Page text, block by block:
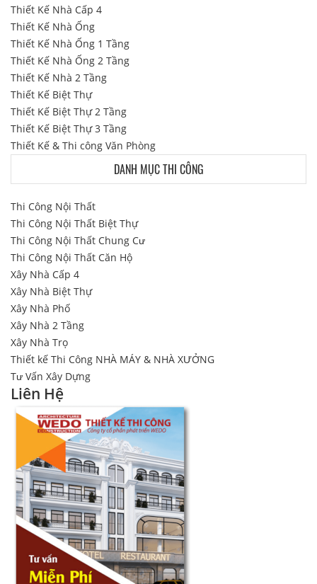
Thiết Kế Nhà Cấp 4
Thiết Kế Nhà Ống
Thiết Kế Nhà Ống 1 Tầng
Thiết Kế Nhà Ống 2 Tầng
Thiết Kế Nhà 2 Tầng
Thiết Kế Biệt Thự
Thiết Kế Biệt Thự 2 Tầng
Thiết Kế Biệt Thự 3 Tầng
Thiết Kế & Thi công Văn Phòng
DANH MỤC THI CÔNG
Thi Công Nội Thất
Thi Công Nội Thất Biệt Thự
Thi Công Nội Thất Chung Cư
Thi Công Nội Thất Căn Hộ
Xây Nhà Cấp 4
Xây Nhà Biệt Thự
Xây Nhà Phố
Xây Nhà 2 Tầng
Xây Nhà Trọ
Thiết kế Thi Công NHÀ MÁY & NHÀ XƯỞNG
Tư Vấn Xây Dựng
Liên Hệ